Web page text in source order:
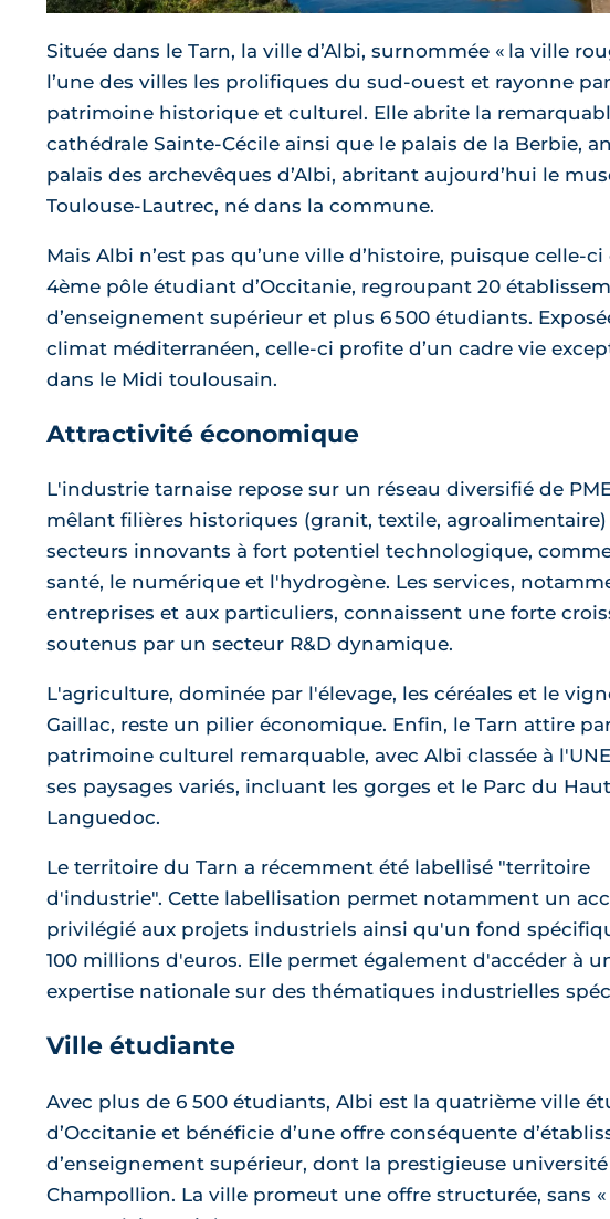
Située dans le Tarn, la ville d’Albi, surnommée « la ville
l’une des villes les prolifiques du sud-ouest et rayonne
patrimoine historique et culturel. Elle abrite la
cathédrale Sainte-Cécile ainsi que le palais de la Berbie,
palais des archevêques d’Albi, abritant aujourd’hui le
Toulouse-Lautrec, né dans la commune.
Mais Albi n’est pas qu’une ville d’histoire, puisque celle-ci
4ème pôle étudiant d’Occitanie, regroupant 20
d’enseignement supérieur et plus 6 500 étudiants.
climat méditerranéen, celle-ci profite d’un cadre vie
dans le Midi toulousain.
Attractivité économique
L'industrie tarnaise repose sur un réseau diversifié de
mêlant filières historiques (granit, textile,
secteurs innovants à fort potentiel technologique,
santé, le numérique et l'hydrogène. Les services,
entreprises et aux particuliers, connaissent une forte
soutenus par un secteur R&D dynamique.
L'agriculture, dominée par l'élevage, les céréales et le
Gaillac, reste un pilier économique. Enfin, le Tarn attire
patrimoine culturel remarquable, avec Albi classée à
ses paysages variés, incluant les gorges et le Parc du
Languedoc.
Le territoire du Tarn a récemment été labellisé "territoire
d'industrie". Cette labellisation permet notamment un
privilégié aux projets industriels ainsi qu'un fond
100 millions d'euros. Elle permet également d'accéder à
expertise nationale sur des thématiques industrielles
Ville étudiante
Avec plus de 6 500 étudiants, Albi est la quatrième ville
d’Occitanie et bénéficie d’une offre conséquente
d’enseignement supérieur, dont la prestigieuse université
Champollion. La ville promeut une offre structurée, sans